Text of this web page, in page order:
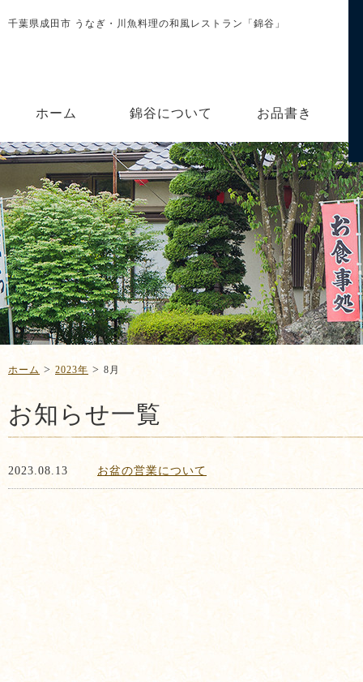
千葉県成田市 うなぎ・川魚料理の和風レストラン「錦谷」
ホーム 錦谷について お品書き
ホーム > 2023年 > 8月
お知らせ一覧
2023.08.13 お盆の営業について